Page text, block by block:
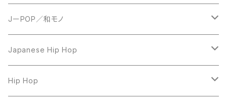
JーPOP／和モノ
LP
7inch
Japanese Hip Hop
12inch
Hip Hop